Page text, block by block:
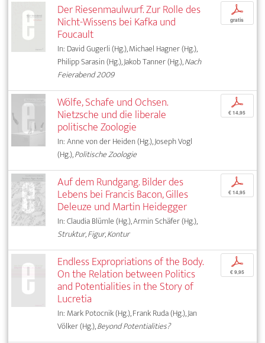
Der Riesenmaulwurf. Zur Rolle des
Nicht-Wissens bei Kafka und
Foucault
In: David Gugerli (Hg.), Michael Hagner (Hg.),
Philipp Sarasin (Hg.), Jakob Tanner (Hg.),Nach
Feierabend 2009
p
gratis
Wölfe, Schafe und Ochsen.
Nietzsche und die liberale
politische Zoologie
In: Anne von der Heiden (Hg.), Joseph Vogl
(Hg.),Politische Zoologie
p
€ 14,95
Auf dem Rundgang. Bilder des
Lebens bei Francis Bacon, Gilles
Deleuze und Martin Heidegger
In: Claudia Blümle (Hg.), Armin Schäfer (Hg.),
Struktur, Figur, Kontur
p
€ 14,95
Endless Expropriations of the Body.
On the Relation between Politics
and Potentialities in the Story of
Lucretia
In: Mark Potocnik (Hg.), Frank Ruda (Hg.), Jan
Völker (Hg.),Beyond Potentialities?
p
€ 9,95